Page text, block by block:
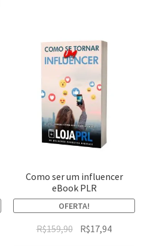
Como ser um influencer
eBook PLR
OFERTA!
R$159,90 R$17,94